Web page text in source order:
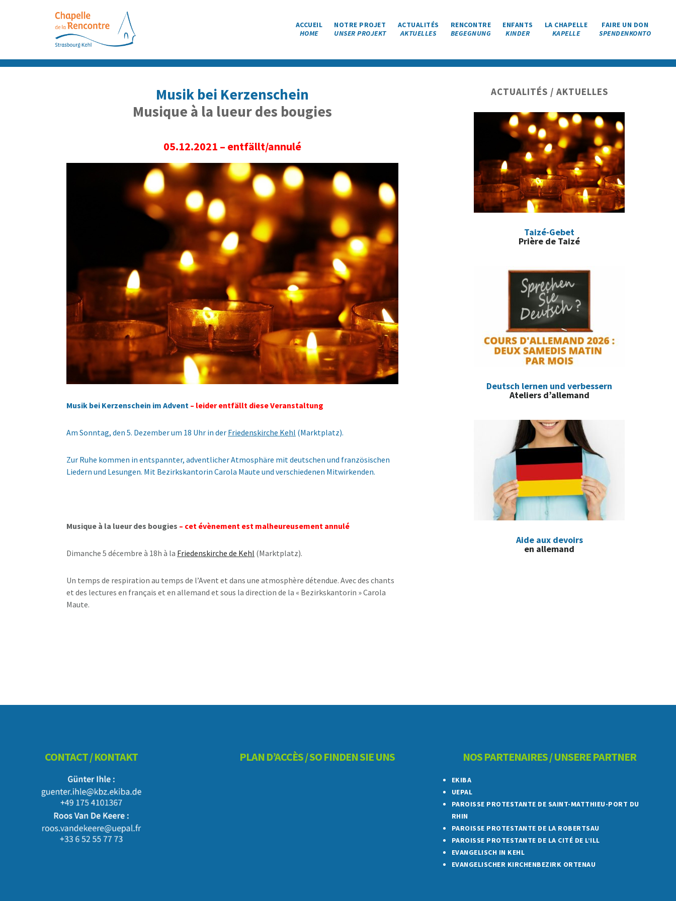
principale
ACCUEIL
HOME
NOTRE PROJET
UNSER PROJEKT
ACTUALITÉS
AKTUELLES
RENCONTRE
BEGEGNUNG
ENFANTS
KINDER
LA CHAPELLE
KAPELLE
FAIRE UN DON
SPENDENKONTO
Musik bei Kerzenschein
Musique à la lueur des bougies
05.12.2021 – entfällt/annulé
Musik bei Kerzenschein im Advent – leider entfällt diese Veranstaltung
Am Sonntag, den 5. Dezember um 18 Uhr in der Friedenskirche Kehl (Marktplatz).
Zur Ruhe kommen in entspannter, adventlicher Atmosphäre mit deutschen und französischen
Liedern und Lesungen. Mit Bezirkskantorin Carola Maute und verschiedenen Mitwirkenden.
Musique à la lueur des bougies – cet évènement est malheureusement annulé
Dimanche 5 décembre à 18h à la Friedenskirche de Kehl (Marktplatz).
Un temps de respiration au temps de l’Avent et dans une atmosphère détendue. Avec des chants
et des lectures en français et en allemand et sous la direction de la « Bezirkskantorin » Carola
Maute.
principale
ACTUALITÉS / AKTUELLES
Taizé-Gebet
Prière de Taizé
Deutsch lernen und verbessern
Ateliers d’allemand
Aide aux devoirs
en allemand
CONTACT / KONTAKT PLAN D’ACCÈS / SO FINDEN SIE UNS NOS PARTENAIRES / UNSERE PARTNER
EKIBA
UEPAL
PAROISSE PROTESTANTE DE SAINT-MATTHIEU-PORT DU
RHIN
PAROISSE PROTESTANTE DE LA ROBERTSAU
PAROISSE PROTESTANTE DE LA CITÉ DE L’ILL
EVANGELISCH IN KEHL
EVANGELISCHER KIRCHENBEZIRK ORTENAU